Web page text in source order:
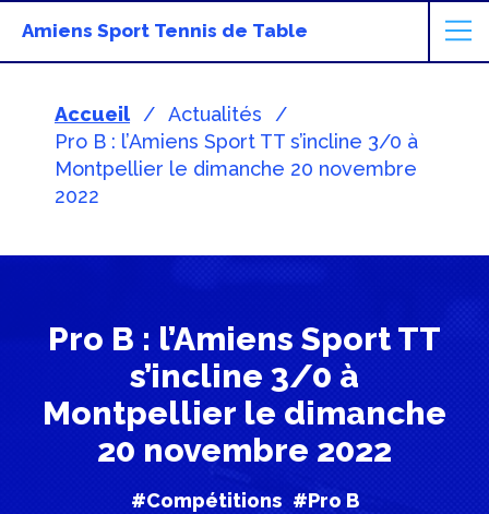
Amiens Sport Tennis de Table
Accueil
Actualités
Pro B : l’Amiens Sport TT s’incline 3/0 à
Montpellier le dimanche 20 novembre
2022
Pro B : l’Amiens Sport TT
s’incline 3/0 à
Montpellier le dimanche
20 novembre 2022
#Compétitions #Pro B